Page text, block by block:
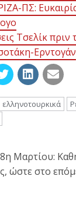
ΠΣ:
Τσελίκ πριν
Ερντογάν
ελληνοτουρκικά
Μαρτίου:
ώστε στο